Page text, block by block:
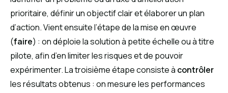
prioritaire, définir un objectif clair et élaborer un plan
d’action. Vient ensuite l’étape de la mise en œuvre
(faire) : on déploie la solution à petite échelle ou à titre
pilote, afin d’en limiter les risques et de pouvoir
expérimenter. La troisième étape consiste à contrôler
les résultats obtenus : on mesure les performances